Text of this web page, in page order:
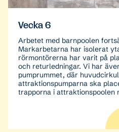
Vecka 6
Arbetet med barnpoolen
Markarbetarna har isolerat
rörmontörerna har varit på
och returledningar. Vi har
pumprummet, där
attraktionspumparna ska
trapporna i attraktionspoolen